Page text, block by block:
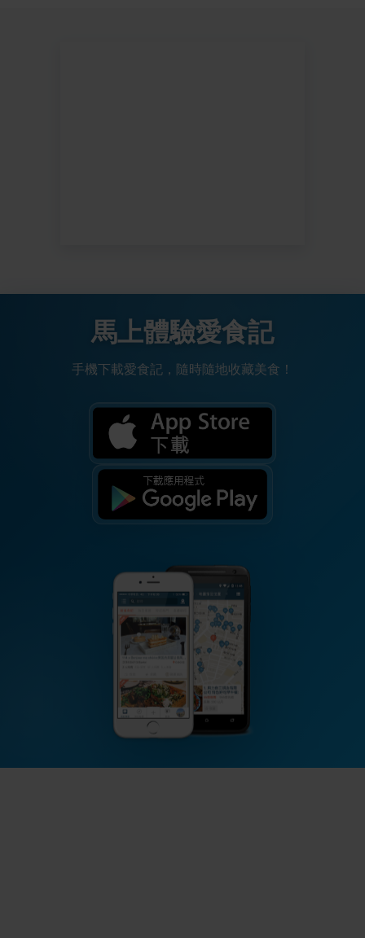
馬上體驗愛食記
手機下載愛食記，隨時隨地收藏美食！